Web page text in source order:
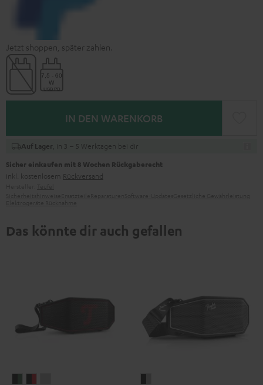
Jetzt shoppen, später zahlen.
IN DEN WARENKORB
Auf Lager , in 3 – 5 Werktagen bei dir
Sicher einkaufen mit 8 Wochen Rückgaberecht
inkl. kostenlosem Rückversand
Das könnte dir auch gefallen